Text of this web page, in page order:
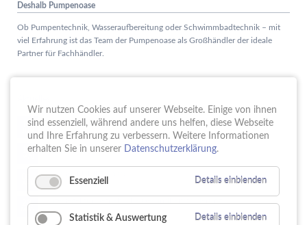
Deshalb Pumpenoase
Ob Pumpentechnik, Wasseraufbereitung oder Schwimmbadtechnik – mit
viel Erfahrung ist das Team der Pumpenoase als Großhändler der ideale
Partner für Fachhändler.
15. Schule trifft Wirtschaft bei der PUMPENoase!
18. Vortrag IT-Sicherheit
16 Jahre PUMPENoase
23.
Wir nutzen Cookies auf unserer Webseite. Einige von ihnen
sind essenziell, während andere uns helfen, diese Webseite
und Ihre Erfahrung zu verbessern. Weitere Informationen
erhalten Sie in unserer Datenschutzerklärung.
Essenziell Details einblenden
Statistik & Auswertung Details einblenden